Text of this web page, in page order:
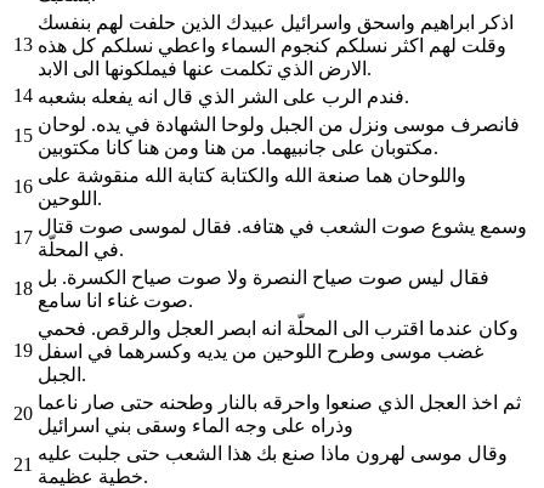
13
اذكر ابراهيم واسحق واسرائيل عبيدك الذين حلفت لهم بنفسك
وقلت لهم اكثر نسلكم كنجوم السماء واعطي نسلكم كل هذه
الارض الذي تكلمت عنها فيملكونها الى الابد.
14
فندم الرب على الشر الذي قال انه يفعله بشعبه.
15
فانصرف موسى ونزل من الجبل ولوحا الشهادة في يده. لوحان
مكتوبان على جانبيهما. من هنا ومن هنا كانا مكتوبين.
16
واللوحان هما صنعة الله والكتابة كتابة الله منقوشة على
اللوحين.
17
وسمع يشوع صوت الشعب في هتافه. فقال لموسى صوت قتال
في المحلّة.
18
فقال ليس صوت صياح النصرة ولا صوت صياح الكسرة. بل
صوت غناء انا سامع.
19
وكان عندما اقترب الى المحلّة انه ابصر العجل والرقص. فحمي
غضب موسى وطرح اللوحين من يديه وكسرهما في اسفل
الجبل.
20
ثم اخذ العجل الذي صنعوا واحرقه بالنار وطحنه حتى صار ناعما
وذراه على وجه الماء وسقى بني اسرائيل
21
وقال موسى لهرون ماذا صنع بك هذا الشعب حتى جلبت عليه
خطية عظيمة.